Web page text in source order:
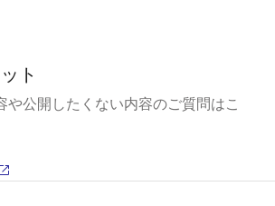
ト
や公開したくない内容のご質問はこ